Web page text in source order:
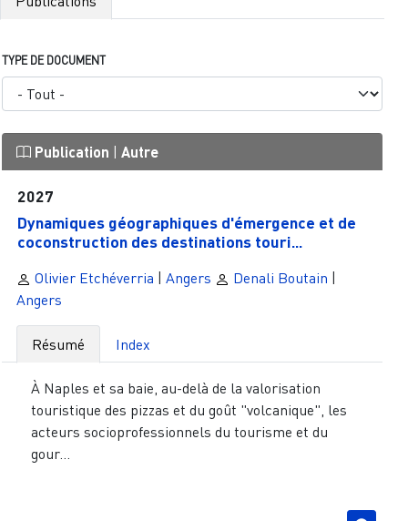
TYPE DE DOCUMENT
Publication | Autre
2027
Dynamiques géographiques d'émergence et de
coconstruction des destinations touri...
Olivier Etchéverria Angers Denali Boutain
Angers
Résumé Index
À Naples et sa baie, au-delà de la valorisation
touristique des pizzas et du goût "volcanique", les
acteurs socioprofessionnels du tourisme et du
gour...